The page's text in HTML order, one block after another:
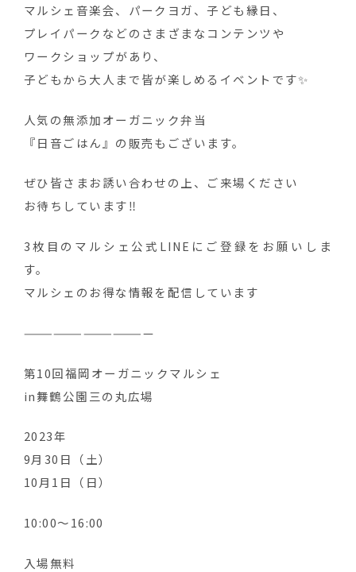
マルシェ音楽会、パークヨガ、子ども縁日、
プレイパークなどのさまざまなコンテンツや
ワークショップがあり、
子どもから大人まで皆が楽しめるイベントです✨
人気の無添加オーガニック弁当
『日音ごはん』の販売もございます。
ぜひ皆さまお誘い合わせの上、ご来場ください
お待ちしています‼️
3枚目のマルシェ公式LINEにご登録をお願いしま
す。
マルシェのお得な情報を配信しています
—————————————
第10回福岡オーガニックマルシェ
in舞鶴公園三の丸広場
2023年
9月30日（土）
10月1日（日）
10:00〜16:00
入場無料